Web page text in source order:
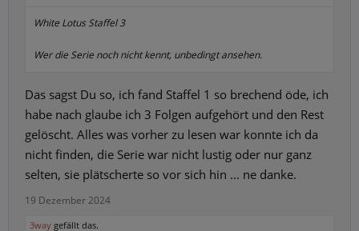
White Lotus Staffel 3
Wer die Serie noch nicht kennt, unbedingt ansehen.
Das sagst Du so, ich fand Staffel 1 so brechend öde, ich
habe nach glaube ich 3 Folgen aufgehört und den Rest
gelöscht. Alles was vorher zu lesen war konnte ich da
nicht finden, die Serie war nicht lustig oder nur ganz
selten, sie plätscherte so vor sich hin ... ne danke.
19 Dezember 2024
3way gefällt das.